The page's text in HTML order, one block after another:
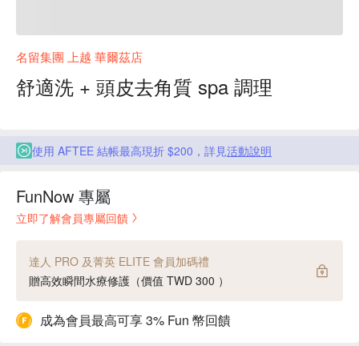
名留集團 上越 華爾茲店
舒適洗 + 頭皮去角質 spa 調理
使用 AFTEE 結帳最高現折 $200，詳見活動說明
FunNow 專屬
立即了解會員專屬回饋
達人 PRO 及菁英 ELITE 會員加碼禮
贈高效瞬間水療修護（價值 TWD 300 ）
成為會員最高可享 3% Fun 幣回饋